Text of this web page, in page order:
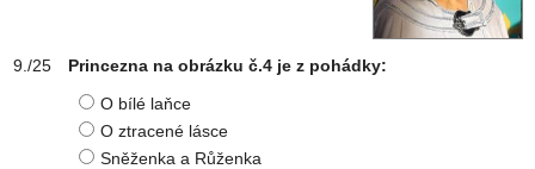
Princezna na obrázku č.4 je z pohádky:
O bílé laňce
O ztracené lásce
Sněženka a Růženka